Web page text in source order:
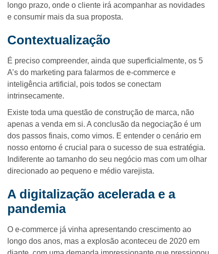
longo prazo, onde o cliente irá acompanhar as novidades
e consumir mais da sua proposta.
Contextualização
É preciso compreender, ainda que superficialmente, os 5
A’s do marketing para falarmos de e-commerce e
inteligência artificial, pois todos se conectam
intrinsecamente.
Existe toda uma questão de construção de marca, não
apenas a venda em si. A conclusão da negociação é um
dos passos finais, como vimos. E entender o cenário em
nosso entorno é crucial para o sucesso de sua estratégia.
Indiferente ao tamanho do seu negócio mas com um olhar
direcionado ao pequeno e médio varejista.
A digitalização acelerada e a
pandemia
O e-commerce já vinha apresentando crescimento ao
longo dos anos, mas a explosão aconteceu de 2020 em